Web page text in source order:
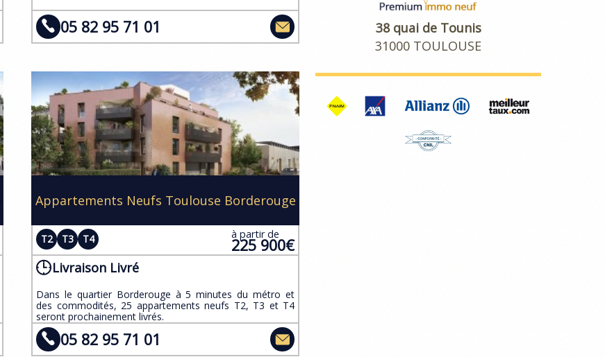
05 82 95 71 01
Appartements Neufs Toulouse Borderouge
T2 T3 T4 à partir de
225 900€
Livraison Livré
Dans le quartier Borderouge à 5 minutes du métro et
des commodités, 25 appartements neufs T2, T3 et T4
seront prochainement livrés.
05 82 95 71 01
38 quai de Tounis
31000 TOULOUSE